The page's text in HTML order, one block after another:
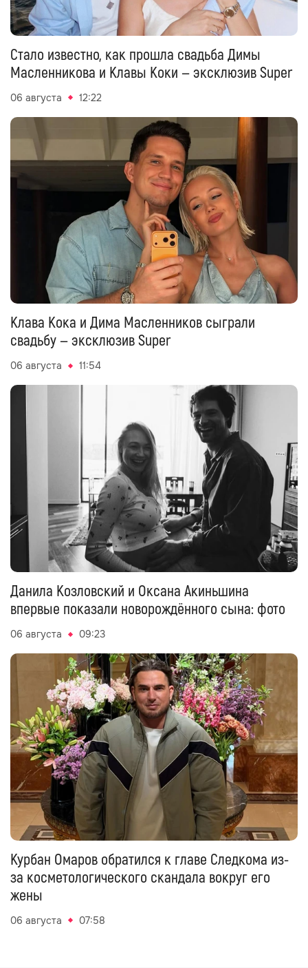
Стало известно, как прошла свадьба Димы
Масленникова и Клавы Коки — эксклюзив Super
06 августа 12:22
Клава Кока и Дима Масленников сыграли
свадьбу — эксклюзив Super
06 августа 11:54
Данила Козловский и Оксана Акиньшина
впервые показали новорождённого сына: фото
06 августа 09:23
Курбан Омаров обратился к главе Следкома из-
за косметологического скандала вокруг его
жены
06 августа 07:58